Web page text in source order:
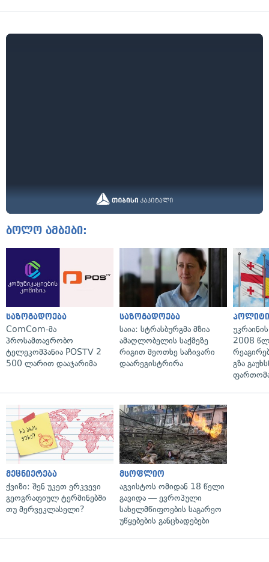
ბოლო ამბები:
საზოგადოება
ComCom-მა
პროსამთავრობო
ტელეკომპანია POSTV 2
500 ლარით დააჯარიმა
საზოგადოება
საია: სტრასბურგმა მზია
ამაღლობელის საქმეზე
რიგით მეოთხე საჩივარი
დაარეგისტრირა
2008
გზა
მეცნიერება
ქვიზი: შენ უკეთ ერკვევი
გეოგრაფიულ ტერმინებში
თუ მერვეკლასელი?
მსოფლიო
აგვისტოს ომიდან 18 წელი
გავიდა — ევროპული
სახელმწიფოების საგარეო
უწყებების განცხადებები